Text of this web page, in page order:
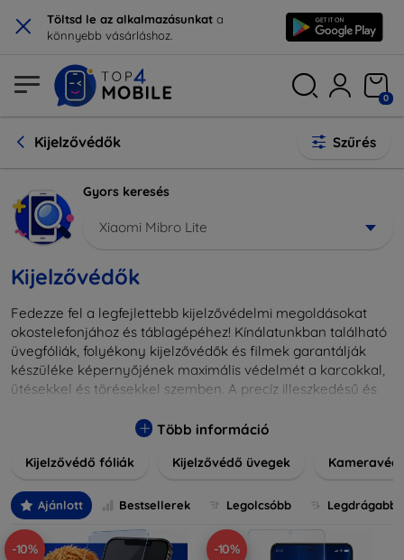
× Töltsd le az alkalmazásunkat a
könnyebb vásárláshoz.
0
Kijelzővédők Szűrés
Gyors keresés
Xiaomi Mibro Lite
Kijelzővédők
Fedezze fel a legfejlettebb kijelzővédelmi megoldásokat
okostelefonjához és táblagépéhez! Kínálatunkban található
üvegfóliák, folyékony kijelzővédők és filmek garantálják
készüléke képernyőjének maximális védelmét a karcokkal,
ütésekkel és törésekkel szemben. A precíz illeszkedésű és
hanem kristálytiszta képet is biztosítanak, megőrzi a
és stílusú kijelzővédőink közül, hogy a mindennapok során is
fedésről vagy íves kijelzővédelemről, a minőséget szem
előtt tartva kínálunk megoldásokat minden eszközre.
Több információ
Kijelzővédő fóliák Kijelzővédő üvegek
Ajánlott Bestsellerek Legolcsóbb Legdrágabb
-10% -10%